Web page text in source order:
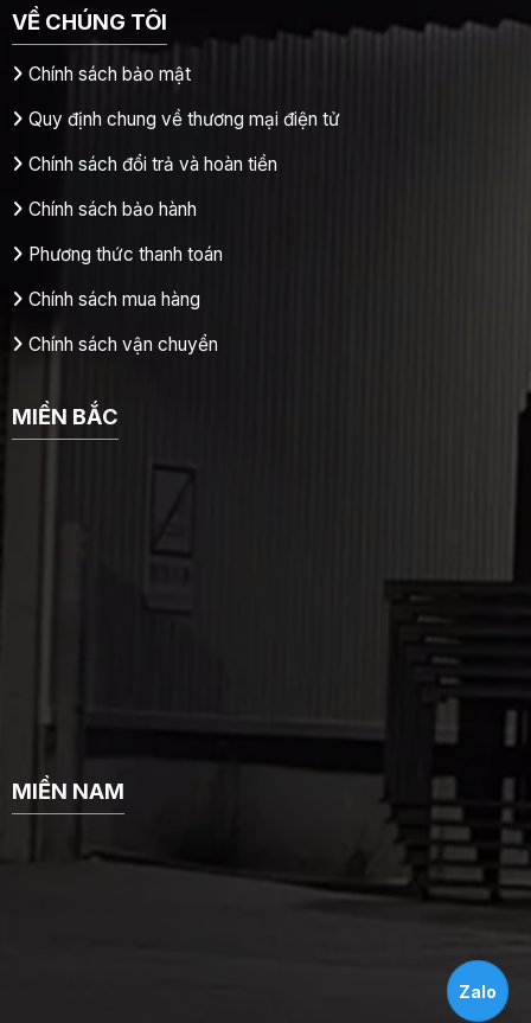
VỀ CHÚNG TÔI
Chính sách bảo mật
Quy định chung về thương mại điện tử
Chính sách đổi trả và hoàn tiền
Chính sách bảo hành
Phương thức thanh toán
Chính sách mua hàng
Chính sách vận chuyển
MIỀN BẮC
MIỀN NAM
Zalo